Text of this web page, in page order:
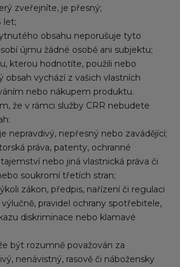
zveřejníte, je přesný;
let;
obsahu neporušuje tyto
újmu žádné osobě ani subjektu;
kterou hodnotíte, použili nebo
obsah vychází z vašich vlastních
nebo nákupem produktu.
že v rámci služby CRR nebudete
nepravdivý, nepřesný nebo zavádějící;
práva, patenty, ochranné
nebo jiná vlastnická práva či
soukromí třetích stran;
zákon, předpis, nařízení či regulaci
pravidel ochrany spotřebitele,
diskriminace nebo klamavé
být rozumně považován za
nenávistný, rasově či nábožensky